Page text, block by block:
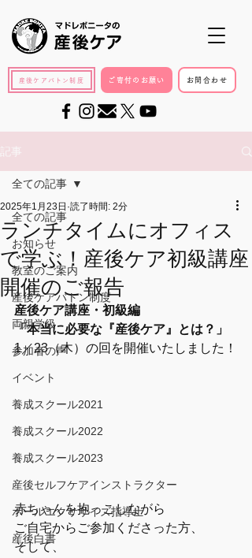
産後ケアバトン制度 ご寄付のお願い お問合わせ
記事
全ての記事
お知らせ
教室のご案内
産後ケアバトン制度
両親学級
参加者の声
イベント
養成スクール2021
養成スクール2022
養成スクール2023
産後セルフケアインストラクター
ボールエクササイズ指導士
産後白書
全ての記事
ランチタイムにオフィス
で学ぶ！産後ケア初級講座
開催のご報告
2025年1月23日 読了時間: 2分
産後ケア講座・初級編
「本当に必要な『産後ケア』とは？」
1／23（木）の回を開催いたしました！
赤ちゃんを抱っこしながら
ご自宅からご参加くださった方、
そして、